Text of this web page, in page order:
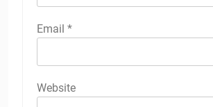
Email *
Website